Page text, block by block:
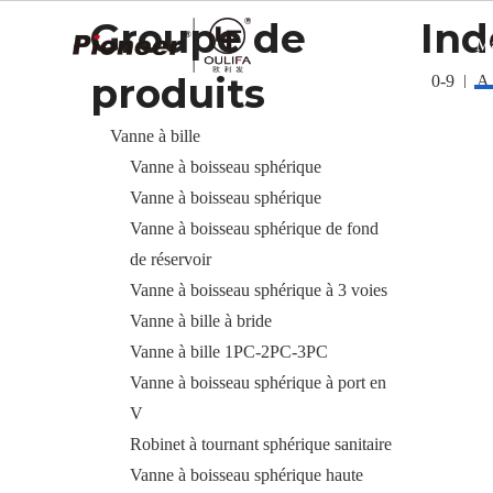
Groupe de
produits
Vanne à bille
Vanne à boisseau sphérique
Vanne à boisseau sphérique
Vanne à boisseau sphérique de fond
de réservoir
Vanne à boisseau sphérique à 3 voies
Vanne à bille à bride
Vanne à bille 1PC-2PC-3PC
Vanne à boisseau sphérique à port en
V
Robinet à tournant sphérique sanitaire
Vanne à boisseau sphérique haute
0-9 A